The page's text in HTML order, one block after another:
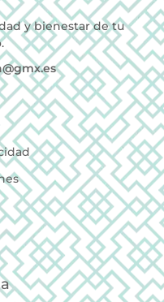
y bienestar de tu